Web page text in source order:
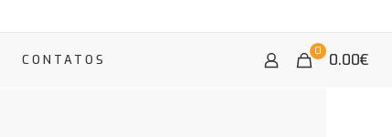
CONTATOS
0 0.00€